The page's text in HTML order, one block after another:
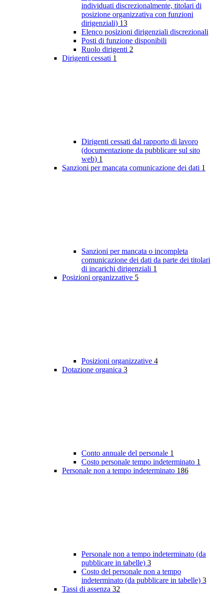
individuati discrezionalmente, titolari di
posizione organizzativa con funzioni
dirigenziali) 13
Elenco posizioni dirigenziali discrezionali
Posti di funzione disponibili
Ruolo dirigenti 2
Dirigenti cessati 1
Dirigenti cessati dal rapporto di lavoro
(documentazione da pubblicare sul sito
web) 1
Sanzioni per mancata comunicazione dei dati 1
Sanzioni per mancata o incompleta
comunicazione dei dati da parte dei titolari
di incarichi dirigenziali 1
Posizioni organizzative 5
Posizioni organizzative 4
Dotazione organica 3
Conto annuale del personale 1
Costo personale tempo indeterminato 1
Personale non a tempo indeterminato 186
Personale non a tempo indeterminato (da
pubblicare in tabelle) 3
Costo del personale non a tempo
indeterminato (da pubblicare in tabelle) 3
Tassi di assenza 32